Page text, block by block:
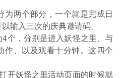
为两个部分，一个就是完成日
输入三次的庆典邀请码。
个，分别是进入妖怪之里、与
作、以及观看十分钟。这四个
开妖怪之里活动页面的时候就